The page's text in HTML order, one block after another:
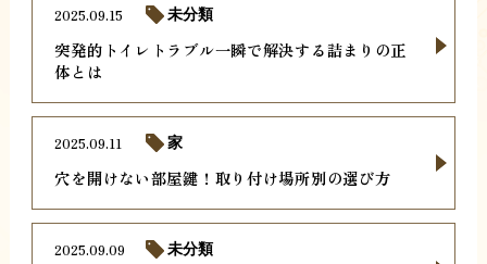
突発的トイレトラブル一瞬で解決する詰まりの正
体とは
2025.09.15 未分類
穴を開けない部屋鍵！取り付け場所別の選び方
2025.09.11 家
2025.09.09 未分類